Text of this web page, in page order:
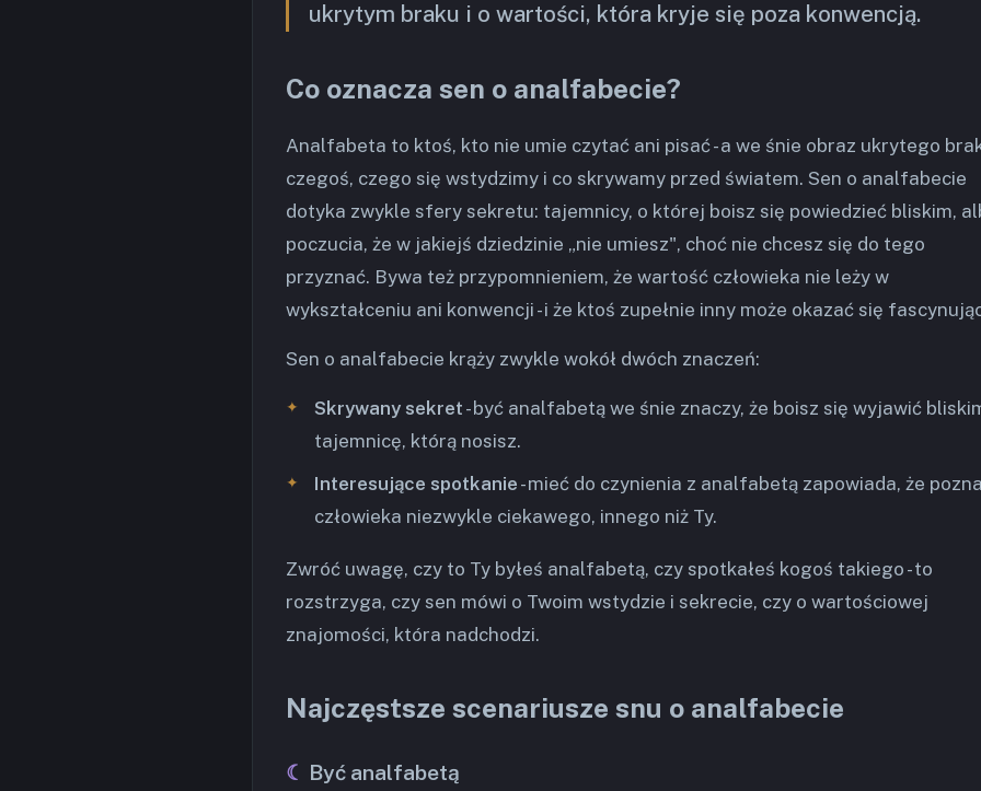
ukrytym braku i o wartości, która kryje się poza konwencją.
Co oznacza sen o analfabecie?
Analfabeta to ktoś, kto nie umie czytać ani pisać - a we śnie obraz ukrytego
czegoś, czego się wstydzimy i co skrywamy przed światem. Sen o analfabecie
dotyka zwykle sfery sekretu: tajemnicy, o której boisz się powiedzieć bliskim,
poczucia, że w jakiejś dziedzinie „nie umiesz", choć nie chcesz się do tego
przyznać. Bywa też przypomnieniem, że wartość człowieka nie leży w
wykształceniu ani konwencji - i że ktoś zupełnie inny może okazać się
Sen o analfabecie krąży zwykle wokół dwóch znaczeń:
Skrywany sekret - być analfabetą we śnie znaczy, że boisz się wyjawić
tajemnicę, którą nosisz.
Interesujące spotkanie - mieć do czynienia z analfabetą zapowiada, że
człowieka niezwykle ciekawego, innego niż Ty.
Zwróć uwagę, czy to Ty byłeś analfabetą, czy spotkałeś kogoś takiego - to
rozstrzyga, czy sen mówi o Twoim wstydzie i sekrecie, czy o wartościowej
znajomości, która nadchodzi.
Najczęstsze scenariusze snu o analfabecie
Być analfabetą